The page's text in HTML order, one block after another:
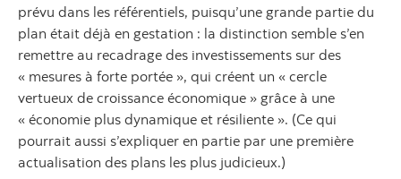
prévu dans les référentiels, puisqu’une grande partie du
plan était déjà en gestation : la distinction semble s’en
remettre au recadrage des investissements sur des
« mesures à forte portée », qui créent un « cercle
vertueux de croissance économique » grâce à une
« économie plus dynamique et résiliente ». (Ce qui
pourrait aussi s’expliquer en partie par une première
actualisation des plans les plus judicieux.)